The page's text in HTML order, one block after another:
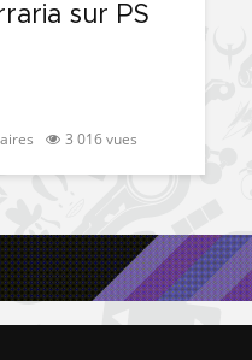
sur PS
3 016 vues